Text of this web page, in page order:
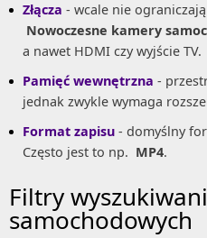
Złącza - wcale nie
Nowoczesne kamery
a nawet HDMI czy wyjście TV.
Pamięć wewnętrzna -
jednak zwykle wymaga
Format zapisu - domyślny
Często jest to np. MP4.
Filtry
samochodowych